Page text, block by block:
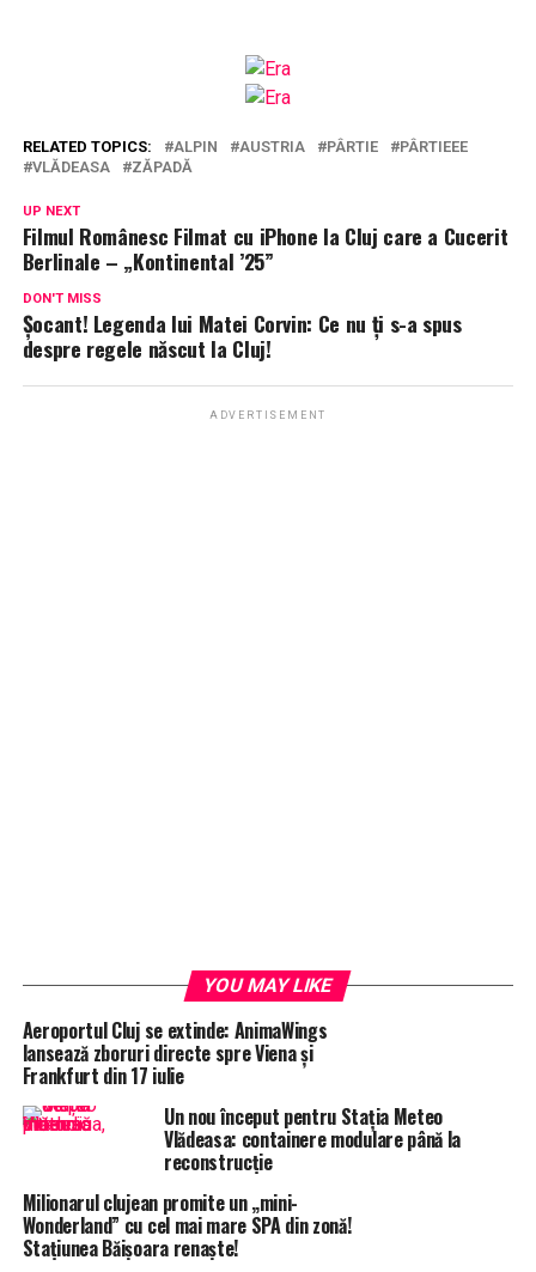
RELATED TOPICS: ALPIN AUSTRIA PÂRTIE
PÂRTIEEE
VLĂDEASA
ZĂPADĂ
UP NEXT
Filmul Românesc Filmat cu iPhone la Cluj care a Cucerit
Berlinale – „Kontinental ’25”
DON'T MISS
Șocant! Legenda lui Matei Corvin: Ce nu ți s-a spus
despre regele născut la Cluj!
ADVERTISEMENT
YOU MAY LIKE
Aeroportul Cluj se extinde: AnimaWings
lansează zboruri directe spre Viena și
Frankfurt din 17 iulie
Un nou început pentru Stația Meteo
Vlădeasa: containere modulare până la
reconstrucție
Milionarul clujean promite un „mini-
Wonderland” cu cel mai mare SPA din zonă!
Stațiunea Băișoara renaște!